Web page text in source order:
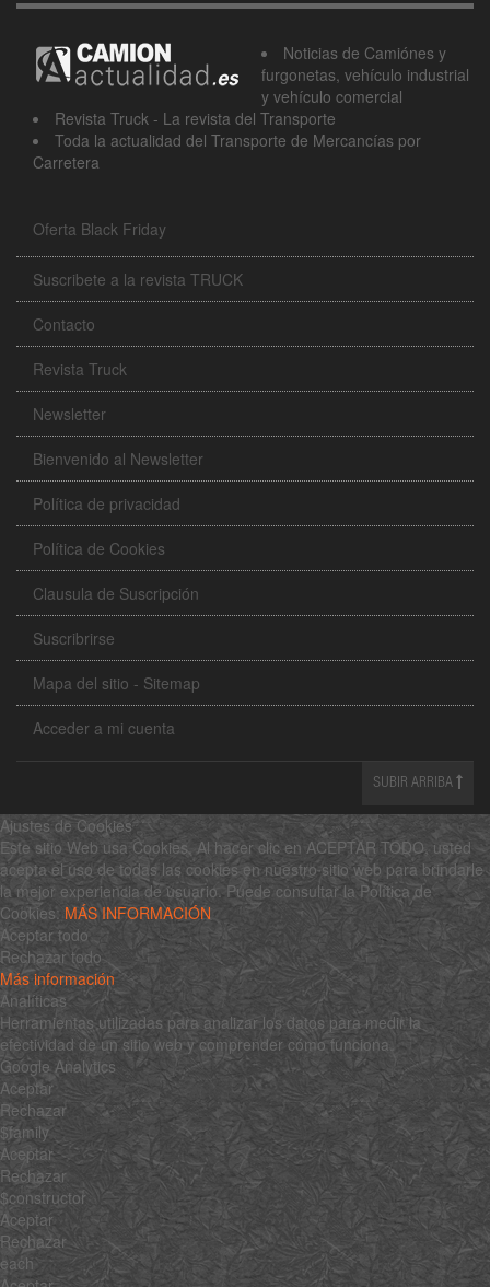
Noticias de Camiónes y
furgonetas, vehículo industrial
y vehículo comercial
Revista Truck - La revista del Transporte
Toda la actualidad del Transporte de Mercancías por
Carretera
Oferta Black Friday
Suscribete a la revista TRUCK
Contacto
Revista Truck
Newsletter
Bienvenido al Newsletter
Política de privacidad
Política de Cookies
Clausula de Suscripción
Suscribrirse
Mapa del sitio - Sitemap
Acceder a mi cuenta
SUBIR ARRIBA
Ajustes de Cookies
Este sitio Web usa Cookies. Al hacer clic en ACEPTAR TODO, usted
acepta el uso de todas las cookies en nuestro sitio web para brindarle
la mejor experiencia de usuario. Puede consultar la Política de
Cookies: MÁS INFORMACIÓN
Aceptar todo
Rechazar todo
Más información
Analíticas
Herramientas utilizadas para analizar los datos para medir la
efectividad de un sitio web y comprender cómo funciona.
Google Analytics
Aceptar
Rechazar
$family
Aceptar
Rechazar
$constructor
Aceptar
Rechazar
each